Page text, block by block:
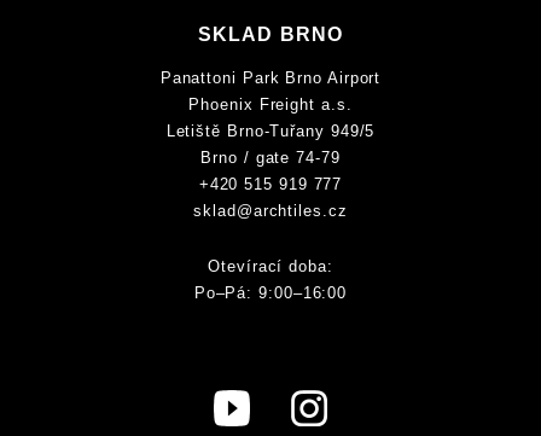
SKLAD BRNO
Panattoni Park Brno Airport
Phoenix Freight a.s.
Letiště Brno-Tuřany 949/5
Brno / gate 74-79
+420 515 919 777
sklad@archtiles.cz
Otevírací doba:
Po–Pá: 9:00–16:00